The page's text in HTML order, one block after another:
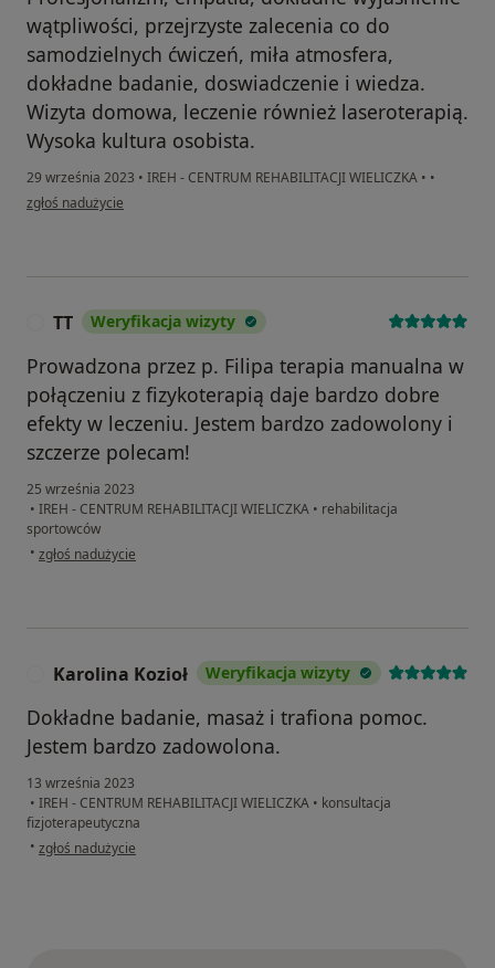
wątpliwości, przejrzyste zalecenia co do
samodzielnych ćwiczeń, miła atmosfera,
dokładne badanie, doswiadczenie i wiedza.
Wizyta domowa, leczenie również laseroterapią.
Wysoka kultura osobista.
29 września 2023 • IREH - CENTRUM REHABILITACJI WIELICZKA • •
w opinii użytkownika PN
zgłoś nadużycie
TT Weryfikacja wizyty
Prowadzona przez p. Filipa terapia manualna w
połączeniu z fizykoterapią daje bardzo dobre
efekty w leczeniu. Jestem bardzo zadowolony i
szczerze polecam!
25 września 2023
• IREH - CENTRUM REHABILITACJI WIELICZKA • rehabilitacja
sportowców
• w opinii użytkownika TT
zgłoś nadużycie
Karolina Kozioł Weryfikacja wizyty
Dokładne badanie, masaż i trafiona pomoc.
Jestem bardzo zadowolona.
13 września 2023
• IREH - CENTRUM REHABILITACJI WIELICZKA • konsultacja
fizjoterapeutyczna
• w opinii użytkownika Karolina Kozioł
zgłoś nadużycie